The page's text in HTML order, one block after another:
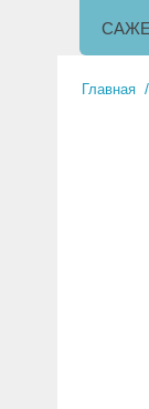
Главная /